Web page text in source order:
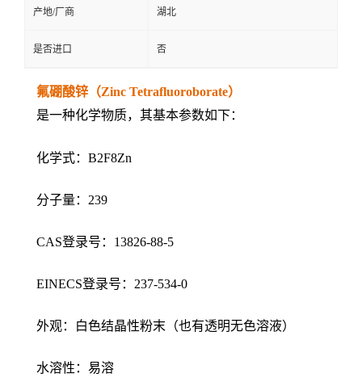
产地/厂商 湖北
是否进口 否
氟硼酸锌（Zinc Tetrafluoroborate）
是一种化学物质，其基本参数如下：
化学式：B2F8Zn
分子量：239
CAS登录号：13826-88-5
EINECS登录号：237-534-0
外观：白色结晶性粉末（也有透明无色溶液）
水溶性：易溶